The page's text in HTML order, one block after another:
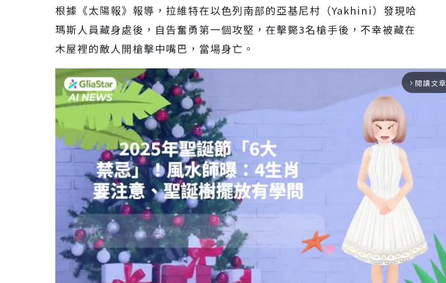
根據《太陽報》報導，拉維特在以色列南部的亞基尼村（Yakhini）發現哈
瑪斯人員藏身處後，自告奮勇第一個攻堅，在擊斃3名槍手後，不幸被藏在
木屋裡的敵人開槍擊中嘴巴，當場身亡。
arrow_forward_ios 閱讀文章